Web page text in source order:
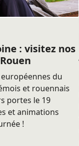
: visitez nos
du
et rouennais
portes le 19
et animations
!